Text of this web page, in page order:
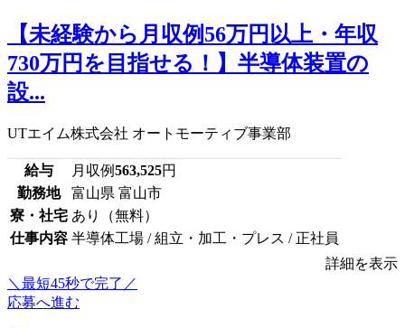
【未経験から月収例56万円以上・年収
730万円を目指せる！】半導体装置の
設...
UTエイム株式会社 オートモーティブ事業部
給与 月収例563,525円
勤務地
富山県 富山市
寮・社宅 あり（無料）
仕事内容 半導体工場 / 組立・加工・プレス / 正社員
詳細を表示
＼最短45秒で完了／
応募へ進む